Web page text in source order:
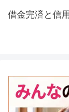
借金完済と信